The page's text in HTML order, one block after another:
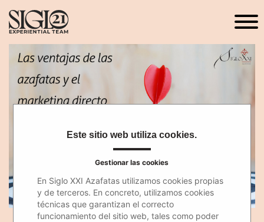
Este sitio web utiliza cookies.
Gestionar las cookies
En Siglo XXI Azafatas utilizamos cookies propias
y de terceros. En concreto, utilizamos cookies
técnicas que garantizan el correcto
funcionamiento del sitio web, tales como poder